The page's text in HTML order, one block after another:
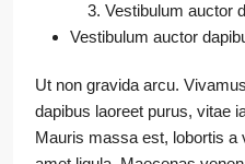
Vestibulum auctor
Vestibulum auctor
Ut non gravida arcu.
dapibus laoreet purus, vitae
Mauris massa est, lobortis a